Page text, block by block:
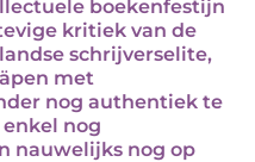
boekenfestijn
kritiek van de
schrijverselite,
met
nog authentiek te
nog
nauwelijks nog op